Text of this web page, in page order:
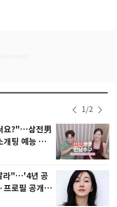
1/2
요?"…삼전男
팅 예능 화
라"…'4년 공
로필 공개